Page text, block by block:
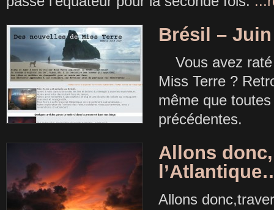
Brésil –
Vous avez raté
Miss Terre ?
même que
précédentes.
Allons
Allons